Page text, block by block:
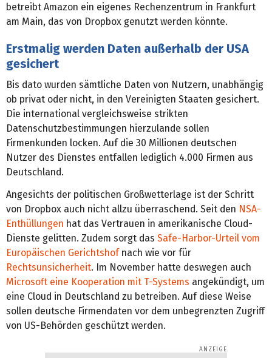
betreibt Amazon ein eigenes Rechenzentrum in Frankfurt
am Main, das von Dropbox genutzt werden könnte.
Erstmalig werden Daten außerhalb der USA
gesichert
Bis dato wurden sämtliche Daten von Nutzern, unabhängig
ob privat oder nicht, in den Vereinigten Staaten gesichert.
Die international vergleichsweise strikten
Datenschutzbestimmungen hierzulande sollen
Firmenkunden locken. Auf die 30 Millionen deutschen
Nutzer des Dienstes entfallen lediglich 4.000 Firmen aus
Deutschland.
Angesichts der politischen Großwetterlage ist der Schritt
von Dropbox auch nicht allzu überraschend. Seit den NSA-
Enthüllungen hat das Vertrauen in amerikanische Cloud-
Dienste gelitten. Zudem sorgt das Safe-Harbor-Urteil vom
Europäischen Gerichtshofnach wie vor für
Rechtsunsicherheit. Im November hatte deswegen auch
Microsoft eine Kooperation mit T-Systems angekündigt, um
eine Cloud in Deutschland zu betreiben. Auf diese Weise
sollen deutsche Firmendaten vor dem unbegrenzten Zugriff
von US-Behörden geschützt werden.